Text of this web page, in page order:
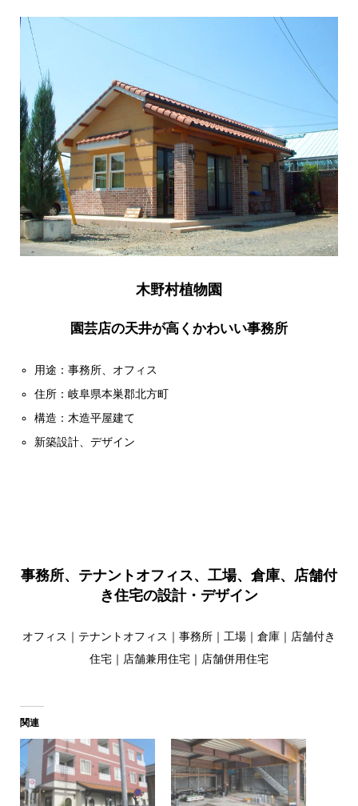
木野村植物園
園芸店の天井が高くかわいい事務所
用途：事務所、オフィス
住所：岐阜県本巣郡北方町
構造：木造平屋建て
新築設計、デザイン
事務所、テナントオフィス、工場、倉庫、店舗付
き住宅の設計・デザイン
オフィス｜テナントオフィス｜事務所｜工場｜倉庫｜店舗付き
住宅｜店舗兼用住宅｜店舗併用住宅
関連